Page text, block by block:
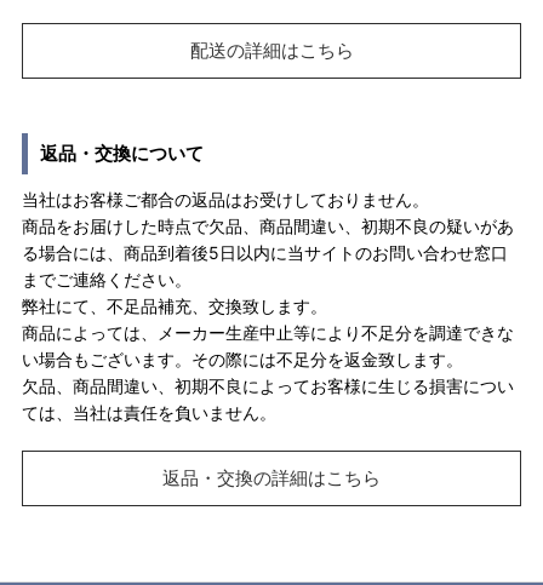
配送の詳細はこちら
返品・交換について
当社はお客様ご都合の返品はお受けしておりません。
商品をお届けした時点で欠品、商品間違い、初期不良の疑いがあ
る場合には、商品到着後5日以内に当サイトのお問い合わせ窓口
までご連絡ください。
弊社にて、不足品補充、交換致します。
商品によっては、メーカー生産中止等により不足分を調達できな
い場合もございます。その際には不足分を返金致します。
欠品、商品間違い、初期不良によってお客様に生じる損害につい
ては、当社は責任を負いません。
返品・交換の詳細はこちら